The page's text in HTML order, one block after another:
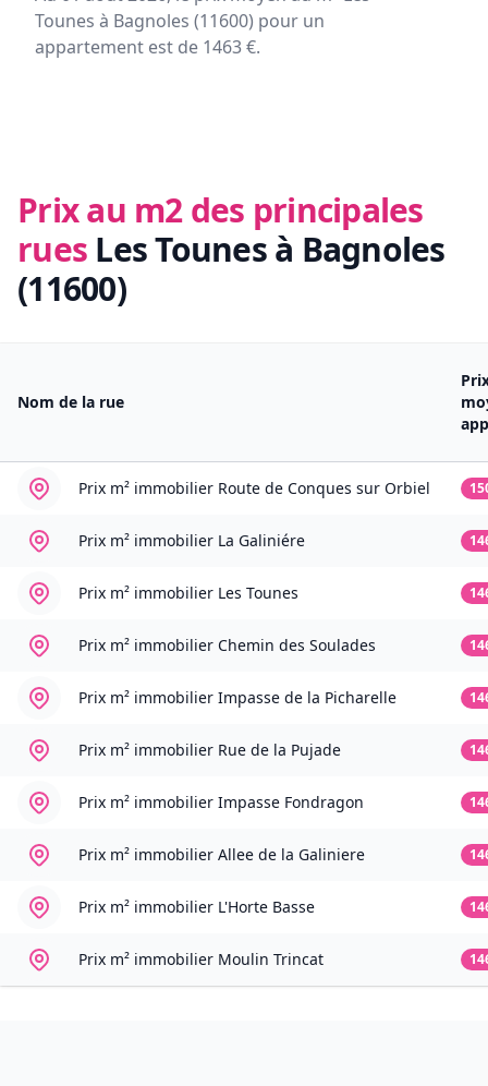
Tounes à Bagnoles (11600) pour un
appartement est de 1463 €.
Prix au m2 des principales
rues Les Tounes à Bagnoles
(11600)
Nom de la rue
Prix m² immobilier Route de Conques sur Orbiel
Prix m² immobilier La Galiniére
Prix m² immobilier Les Tounes
Prix m² immobilier Chemin des Soulades
Prix m² immobilier Impasse de la Picharelle
Prix m² immobilier Rue de la Pujade
Prix m² immobilier Impasse Fondragon
Prix m² immobilier Allee de la Galiniere
Prix m² immobilier L'Horte Basse
Prix m² immobilier Moulin Trincat